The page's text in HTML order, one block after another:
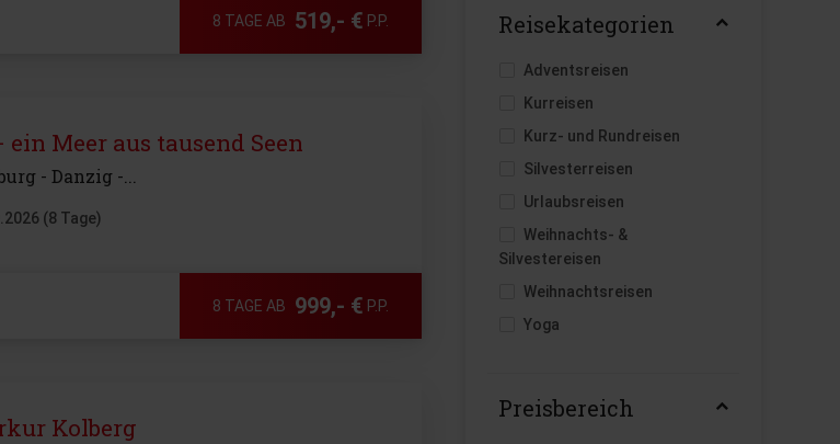
8 TAGE AB 519,- € P.P.
Meer aus tausend Seen
- Danzig -...
(8 Tage)
8 TAGE AB 999,- € P.P.
Kolberg
Reisekategorien
Adventsreisen
Kurreisen
Kurz- und Rundreisen
Silvesterreisen
Urlaubsreisen
Weihnachts- &
Silvestereisen
Weihnachtsreisen
Yoga
Preisbereich